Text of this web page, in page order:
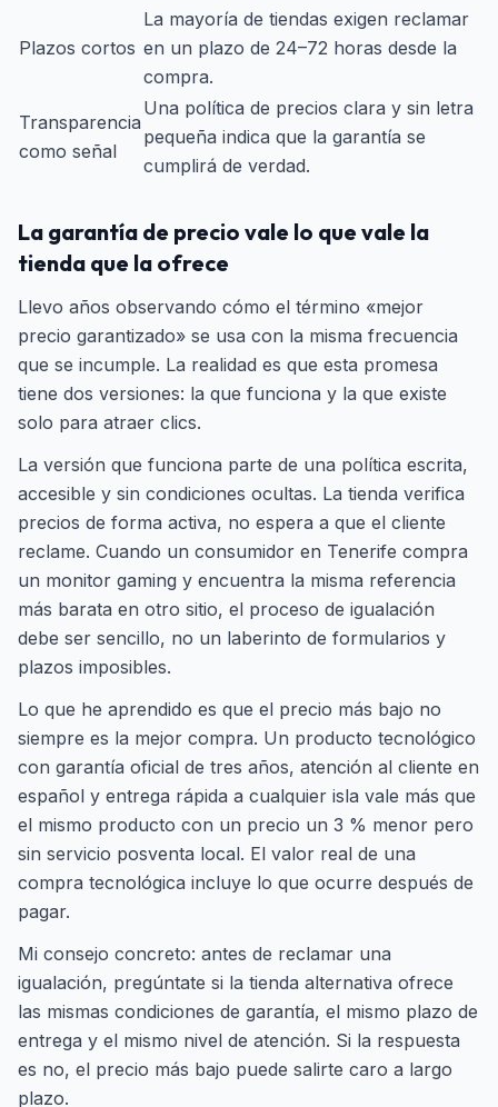
Plazos cortos
La mayoría de tiendas exigen reclamar
en un plazo de 24–72 horas desde la
compra.
Transparencia
como señal
Una política de precios clara y sin letra
pequeña indica que la garantía se
cumplirá de verdad.
La garantía de precio vale lo que vale la
tienda que la ofrece
Llevo años observando cómo el término «mejor
precio garantizado» se usa con la misma frecuencia
que se incumple. La realidad es que esta promesa
tiene dos versiones: la que funciona y la que existe
solo para atraer clics.
La versión que funciona parte de una política escrita,
accesible y sin condiciones ocultas. La tienda verifica
precios de forma activa, no espera a que el cliente
reclame. Cuando un consumidor en Tenerife compra
un monitor gaming y encuentra la misma referencia
más barata en otro sitio, el proceso de igualación
debe ser sencillo, no un laberinto de formularios y
plazos imposibles.
Lo que he aprendido es que el precio más bajo no
siempre es la mejor compra. Un producto tecnológico
con garantía oficial de tres años, atención al cliente en
español y entrega rápida a cualquier isla vale más que
el mismo producto con un precio un 3 % menor pero
sin servicio posventa local. El valor real de una
compra tecnológica incluye lo que ocurre después de
pagar.
Mi consejo concreto: antes de reclamar una
igualación, pregúntate si la tienda alternativa ofrece
las mismas condiciones de garantía, el mismo plazo de
entrega y el mismo nivel de atención. Si la respuesta
es no, el precio más bajo puede salirte caro a largo
plazo.